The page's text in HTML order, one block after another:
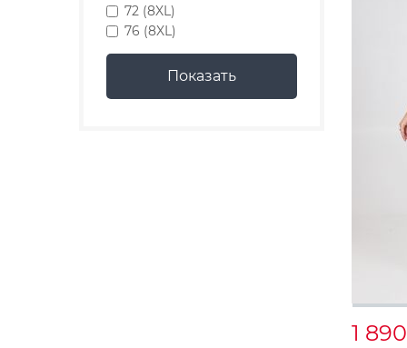
72 (8XL)
76 (8XL)
1